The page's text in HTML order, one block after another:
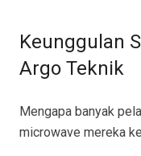
Keunggulan
Argo Teknik
Mengapa banyak
microwave mereka